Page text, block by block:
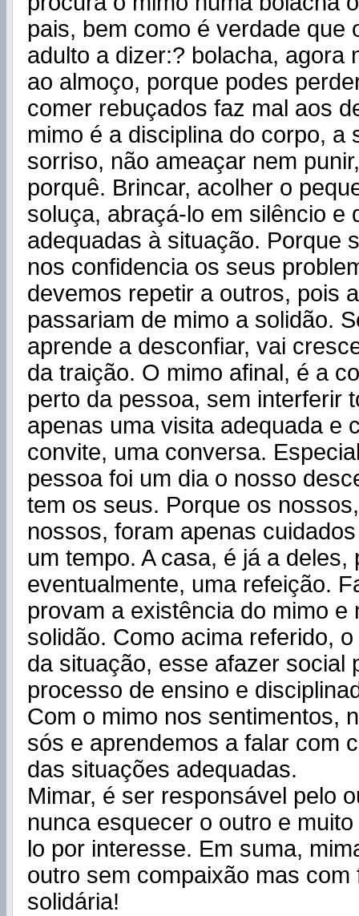
pais, bem como é verdade que
adulto a dizer:? bolacha, agora
ao almoço, porque podes
comer rebuçados faz mal aos
mimo é a disciplina do corpo, a
sorriso, não ameaçar nem
porquê. Brincar, acolher o
soluça, abraçá-lo em silêncio e
adequadas à situação. Porque
nos confidencia os seus
devemos repetir a outros, pois
passariam de mimo a solidão.
aprende a desconfiar, vai
da traição. O mimo afinal, é a
perto da pessoa, sem interferir
apenas uma visita adequada e
convite, uma conversa.
pessoa foi um dia o nosso
tem os seus. Porque os
nossos, foram apenas
um tempo. A casa, é já a deles,
eventualmente, uma refeição.
provam a existência do mimo e
solidão. Como acima referido,
da situação, esse afazer social
processo de ensino e
Com o mimo nos sentimentos,
sós e aprendemos a falar com
das situações adequadas.
Mimar, é ser responsável pelo
nunca esquecer o outro e
lo por interesse. Em suma,
outro sem compaixão mas com
solidária!